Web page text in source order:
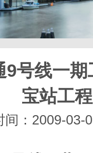
9号线一
宝站工程
间：2009-03-